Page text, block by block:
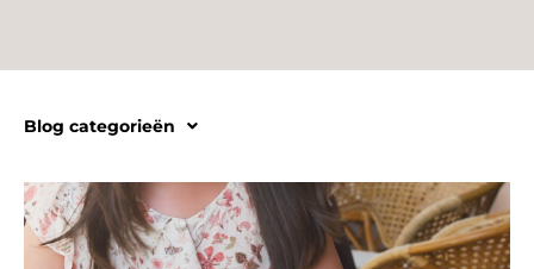
Blog categorieën